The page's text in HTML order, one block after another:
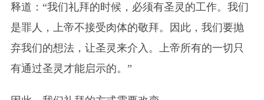
释道：“我们礼拜的时候，必须有圣灵的工作。我们
是罪人，上帝不接受肉体的敬拜。因此，我们要抛
弃我们的想法，让圣灵来介入。上帝所有的一切只
有通过圣灵才能启示的。”